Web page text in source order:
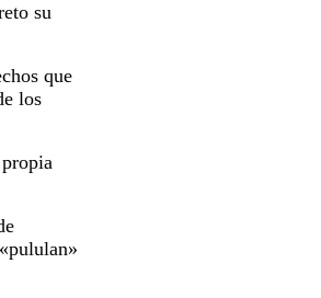
su
que
los